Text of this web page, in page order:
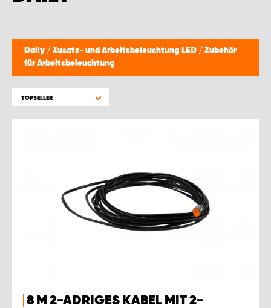
Daily / Zusatz- und Arbeitsbeleuchtung LED / Zubehör
für Arbeitsbeleuchtung
TOPSELLER
8 M 2-ADRIGES KABEL MIT 2-
WORK SYSTEM LIMBURG-KEMPEN
WORK SYSTEM WORK SYSTEM BRÜGGE